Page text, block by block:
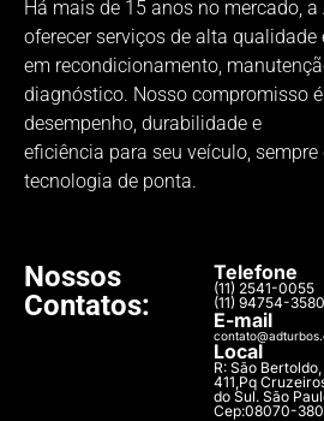
Há mais de 15 anos no mercado, a
oferecer serviços de alta
em recondicionamento,
diagnóstico. Nosso compromisso
desempenho, durabilidade e
eficiência para seu veículo,
tecnologia de ponta.
Nossos
Contatos:
Telefone
(11) 2541-0055
(11) 94754-3580
E-mail
Local
R: São Bertoldo,
411,Pq
do Sul. São
Cep:08070-380